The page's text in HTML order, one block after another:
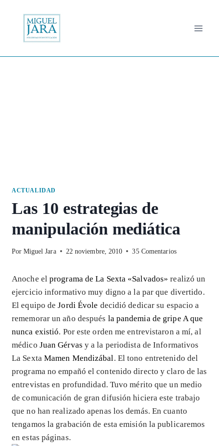
contenido
ACTUALIDAD
Las 10 estrategias de
manipulación mediática
Por Miguel Jara 22 noviembre, 2010 35 Comentarios
Anoche elprograma de La Sexta «Salvados»realizó un
ejercicio informativo muy digno a la par que divertido.
El equipo deJordi Évole decidió dedicar su espacio a
rememorar un año después la pandemia de gripe A que
nunca existió. Por este orden me entrevistaron a mí, al
médico Juan Gérvas y a la periodista de Informativos
La Sexta Mamen Mendizábal . El tono entretenido del
programa no empañó el contenido directo y claro de las
entrevistas en profundidad. Tuvo mérito que un medio
de comunicación de gran difusión hiciera este trabajo
que no han realizado apenas los demás. En cuanto
tengamos la grabación de esta emisión la publicaremos
en estas páginas.